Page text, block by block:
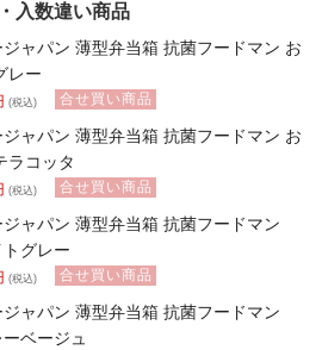
入数違い商品
ジャパン 薄型弁当箱 抗菌フードマン お
レー
(税込) 合せ買い商品
ジャパン 薄型弁当箱 抗菌フードマン お
ラコッタ
(税込) 合せ買い商品
ジャパン 薄型弁当箱 抗菌フードマン
グレー
(税込) 合せ買い商品
ジャパン 薄型弁当箱 抗菌フードマン
ベージュ